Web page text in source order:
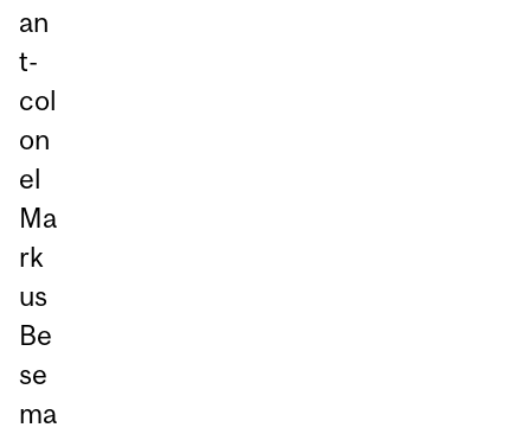
an
t-
col
on
el
Ma
rk
us
Be
se
ma